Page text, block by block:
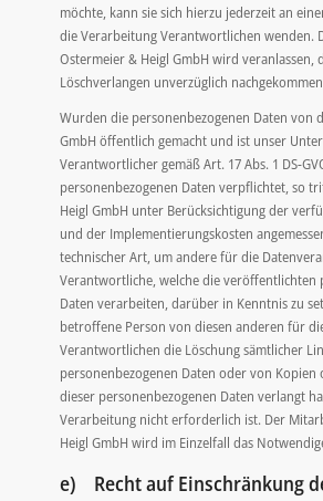
möchte, kann sie sich hierzu jederzeit an
die Verarbeitung Verantwortlichen wenden.
Ostermeier & Heigl GmbH wird veranlassen,
Löschverlangen unverzüglich
Wurden die personenbezogenen Daten von
GmbH öffentlich gemacht und ist unser
Verantwortlicher gemäß Art. 17 Abs. 1 DS-
personenbezogenen Daten verpflichtet, so
Heigl GmbH unter Berücksichtigung der
und der Implementierungskosten
technischer Art, um andere für die
Verantwortliche, welche die veröffentlichten
Daten verarbeiten, darüber in Kenntnis zu
betroffene Person von diesen anderen für
Verantwortlichen die Löschung sämtlicher
personenbezogenen Daten oder von Kopien
dieser personenbezogenen Daten verlangt
Verarbeitung nicht erforderlich ist. Der
Heigl GmbH wird im Einzelfall das
e) Recht auf Einschränkung